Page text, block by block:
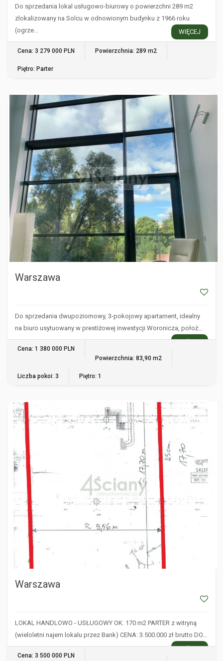
Do sprzedania lokal usługowo-biurowy o powierzchni 289 m2
zlokalizowany na Solcu w odnowionym budynku z 1966 roku
(ogrze…
WIĘCEJ
Cena: 3 279 000 PLN Powierzchnia: 289 m2
Piętro: Parter
WARSZAWA
Warszawa
Do sprzedania dwupoziomowy, 3-pokojowy apartament, idealny
na biuro usytuowany w prestiżowej inwestycji Woronicza, położ…
WIĘCEJ
Cena: 1 380 000 PLN
Powierzchnia: 83,90 m2
Liczba pokoi: 3 Piętro: 1
WARSZAWA
Warszawa
LOKAL HANDLOWO - USŁUGOWY OK. 170 m2 PARTER z witryną
(wieloletni najem lokalu przez Bank) CENA: 3.500.000 zł brutto DO…
WIĘCEJ
Cena: 3 500 000 PLN